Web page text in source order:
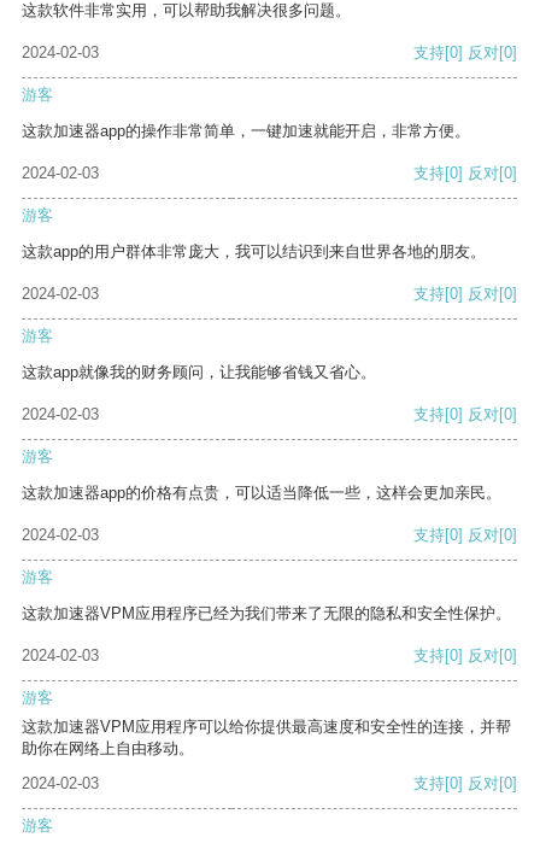
这款软件非常实用，可以帮助我解决很多问题。
2024-02-03 支持[0] 反对[0]
游客
这款加速器app的操作非常简单，一键加速就能开启，非常方便。
2024-02-03 支持[0] 反对[0]
游客
这款app的用户群体非常庞大，我可以结识到来自世界各地的朋友。
2024-02-03 支持[0] 反对[0]
游客
这款app就像我的财务顾问，让我能够省钱又省心。
2024-02-03 支持[0] 反对[0]
游客
这款加速器app的价格有点贵，可以适当降低一些，这样会更加亲民。
2024-02-03 支持[0] 反对[0]
游客
这款加速器VPM应用程序已经为我们带来了无限的隐私和安全性保护。
2024-02-03 支持[0] 反对[0]
游客
这款加速器VPM应用程序可以给你提供最高速度和安全性的连接，并帮
助你在网络上自由移动。
2024-02-03
支持[0] 反对[0]
游客